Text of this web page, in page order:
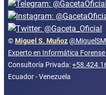
©Miguel S. Muñoz
Experto en Informática
Consultoría Privada:
Ecuador - Venezuela